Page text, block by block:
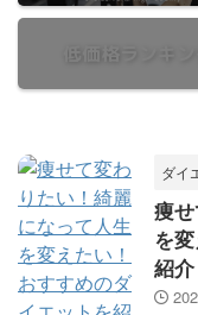
低価格ランキン
ダイ
痩
を
紹介